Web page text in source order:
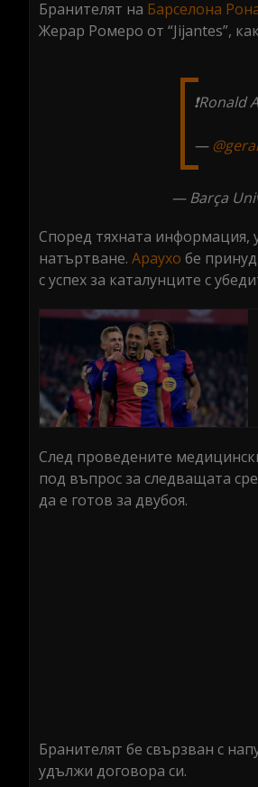
Бранителят на Барселона
Жерар Ромеро от “Jijantes”,
—
— Barça
Според тяхната информация,
натъртване. Араухо бе
с успех за каталунците с
След проведените
под въпрос за следващата
да е готов за двубоя.
Бранителят бе свързван с
удължи договора си.